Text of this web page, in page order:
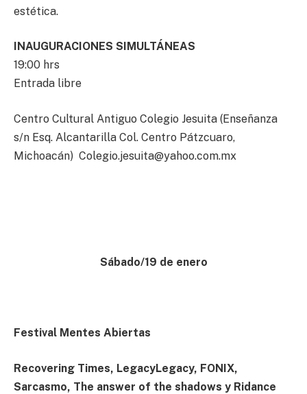
estética.
INAUGURACIONES SIMULTÁNEAS
19:00 hrs
Entrada libre
Centro Cultural Antiguo Colegio Jesuita (Enseñanza
s/n Esq. Alcantarilla Col. Centro Pátzcuaro,
Michoacán) Colegio.jesuita@yahoo.com.mx
Sábado/19 de enero
Festival Mentes Abiertas
Recovering Times, LegacyLegacy, FONIX,
Sarcasmo, The answer of the shadows y Ridance